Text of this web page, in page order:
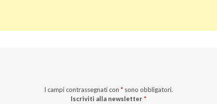
I campi contrassegnati con * sono obbligatori.
Iscriviti alla newsletter*